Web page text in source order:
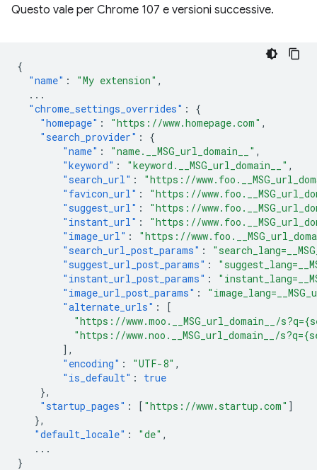
Questo vale per Chrome 107 e versioni successive.
{
"name" : "My extension" ,
...
"chrome_settings_overrides" :
{
"homepage" : "https://www.homepage.com" ,
"search_provider" :
{
"name" : "name.__MSG_url_domain__" ,
"keyword" : "keyword.__MSG_url_domain__" ,
"search_url" :
"https://
"favicon_url" :
"https://
"suggest_url" :
"https://
"instant_url" :
"https://
"image_url" :
"https://
"search_url_post_params" :
"suggest_url_post_params" :
"instant_url_post_params" :
"image_url_post_params" :
"alternate_urls" :
[
"https://www.moo.__MSG_url_domain__/
"https://www.noo.__MSG_url_domain__/
],
"encoding" : "UTF-8" ,
"is_default" :
true
},
"startup_pages" : [ "https://www.startup.com" ]
},
"default_locale" : "de" ,
...
}